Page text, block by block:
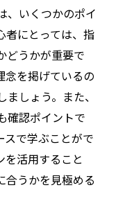
への貢献
ント
築の利点
で始める初心
バイステップ
、いくつかのポイ
者にとっては、指
どうかが重要で
念を掲げているの
しょう。また、
確認ポイントで
スで学ぶことがで
を活用すること
合うかを見極める